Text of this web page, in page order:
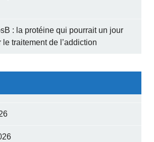
: la protéine qui pourrait un jour
le traitement de l’addiction